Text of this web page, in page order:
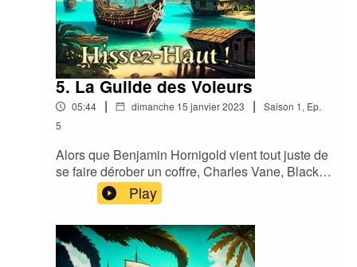
5. La Guilde des Voleurs
05:44 | dimanche 15 janvier 2023 | Saison 1, Ep.
5
Alors que Benjamin Hornigold vient tout juste de
se faire dérober un coffre, Charles Vane, Black
Sam, Calico Jack et lui-même découvrent que le
tavernier de Nassau dirige une organisation qui
a pour but de leur subtiliser leurs fortunes.
Play